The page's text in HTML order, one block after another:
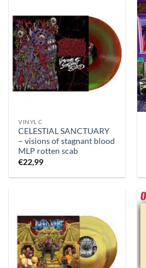
VINYL C
CELESTIAL SANCTUARY
– visions of stagnant blood
MLP rotten scab
€22,99